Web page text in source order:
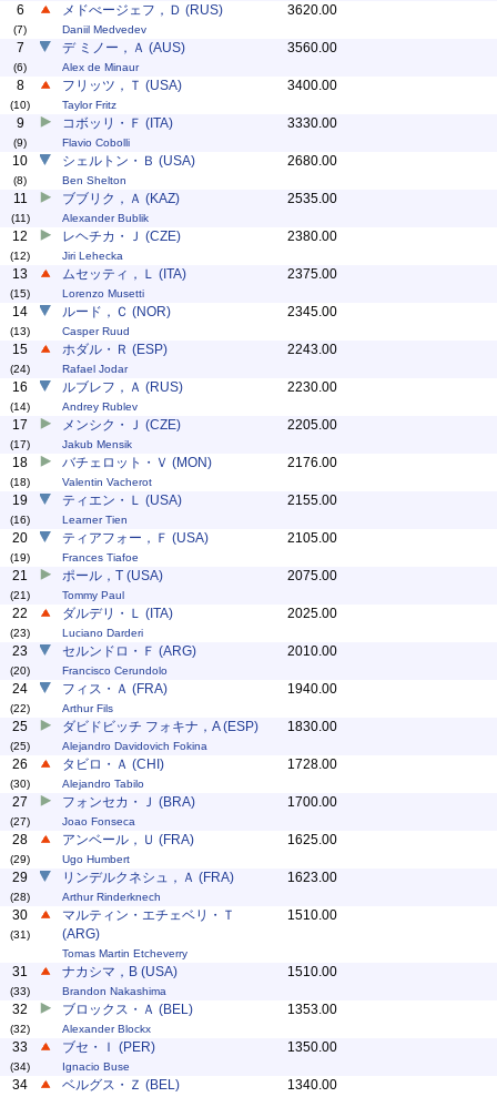
6
(7)
メドべージェフ，Ｄ (RUS)
Daniil Medvedev
3620.00
7
(6)
デ ミノー，Ａ (AUS)
Alex de Minaur
3560.00
8
(10)
フリッツ，Ｔ (USA)
Taylor Fritz
3400.00
9
(9)
コボッリ・Ｆ (ITA)
Flavio Cobolli
3330.00
10
(8)
シェルトン・Ｂ (USA)
Ben Shelton
2680.00
11
(11)
ブブリク，Ａ (KAZ)
Alexander Bublik
2535.00
12
(12)
レヘチカ・Ｊ (CZE)
Jiri Lehecka
2380.00
13
(15)
ムセッティ，Ｌ (ITA)
Lorenzo Musetti
2375.00
14
(13)
ルード，Ｃ (NOR)
Casper Ruud
2345.00
15
(24)
ホダル・Ｒ (ESP)
Rafael Jodar
2243.00
16
(14)
ルブレフ，Ａ (RUS)
Andrey Rublev
2230.00
17
(17)
メンシク・Ｊ (CZE)
Jakub Mensik
2205.00
18
(18)
バチェロット・Ｖ (MON)
Valentin Vacherot
2176.00
19
(16)
ティエン・Ｌ (USA)
Learner Tien
2155.00
20
(19)
ティアフォー，Ｆ (USA)
Frances Tiafoe
2105.00
21
(21)
ポール，T (USA)
Tommy Paul
2075.00
22
(23)
ダルデリ・Ｌ (ITA)
Luciano Darderi
2025.00
23
(20)
セルンドロ・Ｆ (ARG)
Francisco Cerundolo
2010.00
24
(22)
フィス・Ａ (FRA)
Arthur Fils
1940.00
25
(25)
ダビドビッチ フォキナ，A (ESP)
Alejandro Davidovich Fokina
1830.00
26
(30)
タビロ・Ａ (CHI)
Alejandro Tabilo
1728.00
27
(27)
フォンセカ・Ｊ (BRA)
Joao Fonseca
1700.00
28
(29)
アンベール，Ｕ (FRA)
Ugo Humbert
1625.00
29
(28)
リンデルクネシュ，Ａ (FRA)
Arthur Rinderknech
1623.00
30
(31)
マルティン・エチェベリ・Ｔ
(ARG)
Tomas Martin Etcheverry
1510.00
31
(33)
ナカシマ，B (USA)
Brandon Nakashima
1510.00
32
(32)
ブロックス・Ａ (BEL)
Alexander Blockx
1353.00
33
(34)
ブセ・Ｉ (PER)
Ignacio Buse
1350.00
34 ベルグス・Ｚ (BEL) 1340.00